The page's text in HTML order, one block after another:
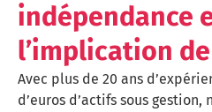
indépendance
l’implication
Avec plus de 20 ans
d’euros d’actifs sous gestion,